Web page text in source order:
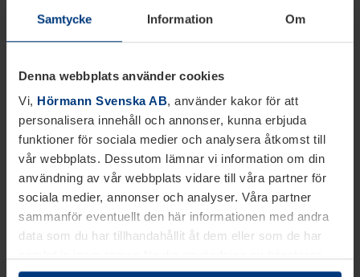
Samtycke Information Om
Denna webbplats använder cookies
Vi, Hörmann Svenska AB, använder kakor för att
personalisera innehåll och annonser, kunna erbjuda
funktioner för sociala medier och analysera åtkomst till
vår webbplats. Dessutom lämnar vi information om din
användning av vår webbplats vidare till våra partner för
sociala medier, annonser och analyser. Våra partner
sammanför eventuellt den här informationen med andra
data som du har tillhandahållit åt dem eller som de har
Hittadin återförsäljare
Var?